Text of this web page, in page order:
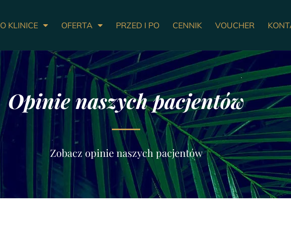
O KLINICE OFERTA PRZED I PO CENNIK VOUCHER
Opinie naszych pacjentów
Zobacz opinie naszych pacjentów